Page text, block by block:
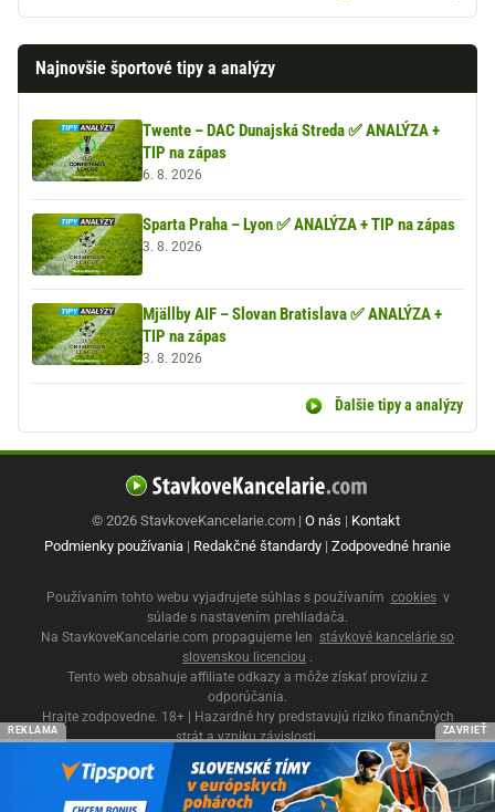
Najnovšie športové tipy a analýzy
Twente – DAC Dunajská Streda ✅ ANALÝZA +
TIP na zápas
6. 8. 2026
Sparta Praha – Lyon ✅ ANALÝZA + TIP na zápas
3. 8. 2026
Mjällby AIF – Slovan Bratislava ✅ ANALÝZA +
TIP na zápas
3. 8. 2026
Ďalšie tipy a analýzy
© 2026 StavkoveKancelarie.com | O nás | Kontakt
Podmienky používania | Redakčné štandardy | Zodpovedné hranie
Používaním tohto webu vyjadrujete súhlas s používaním cookies v
súlade s nastavením prehliadača.
Na StavkoveKancelarie.com propagujeme len stávkové kancelárie so
slovenskou licenciou .
Tento web obsahuje affiliate odkazy a môže získať províziu z
odporúčania.
Hrajte zodpovedne. 18+ | Hazardné hry predstavujú riziko finančných
strát a vzniku závislosti.
Ministerstvo financií SR Úrad pre reguláciu hazardných hier | Zodpovedné
REKLAMA ZAVRIEŤ